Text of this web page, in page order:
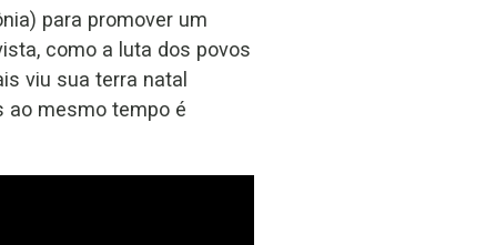
para promover um
como a luta dos povos
viu sua terra natal
ao mesmo tempo é